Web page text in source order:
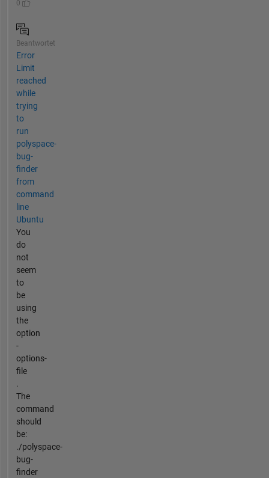
0
Beantwortet
Error
Limit
reached
while
trying
to
run
polyspace-
bug-
finder
from
command
line
Ubuntu
You
do
not
seem
to
be
using
the
option
-
options-
file
.
The
command
should
be:
./polyspace-
bug-
finder